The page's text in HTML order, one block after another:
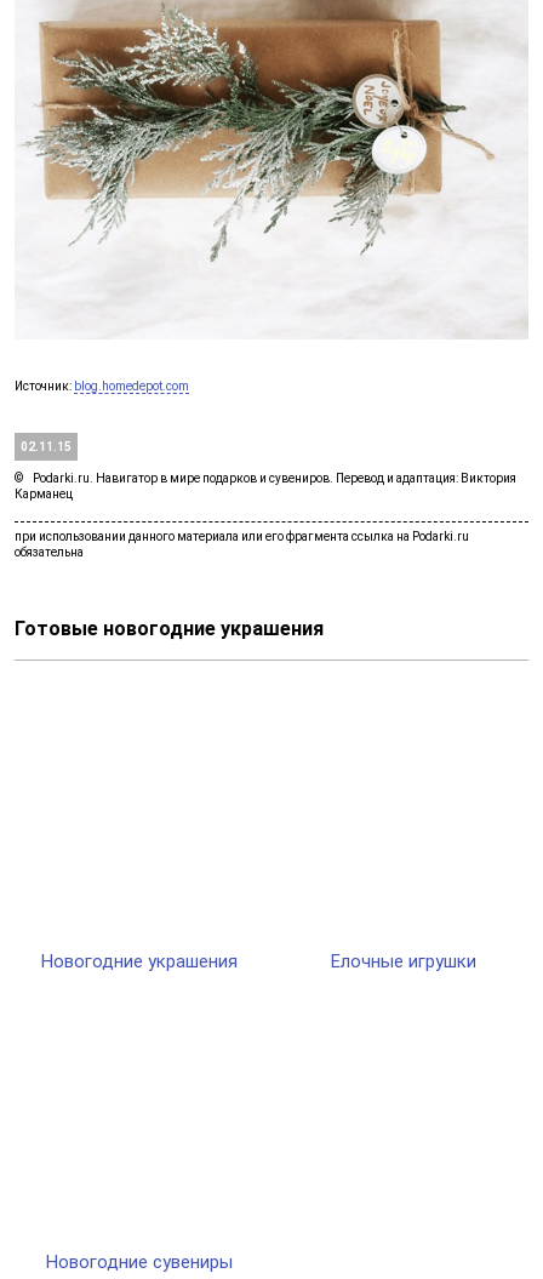
02.11.15
Podarki.ru. Навигатор в мире подарков и сувениров. Перевод и адаптация: Виктория
Карманец
Источник: blog.homedepot.com
Готовые новогодние украшения
Новогодние украшения Елочные игрушки
Новогодние сувениры